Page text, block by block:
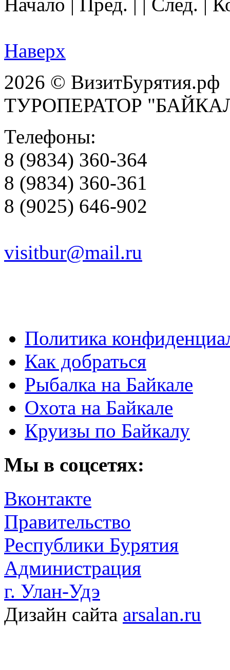
Наверх
2026 © ВизитБурятия.рф
ТУРОПЕРАТОР
Телефоны:
8 (9834) 360-364
8 (9834) 360-361
8 (9025) 646-902
visitbur@mail.ru
Политика
Как добраться
Рыбалка на Байкале
Охота на Байкале
Круизы по Байкалу
Мы в соцсетях:
Вконтакте
Правительство
Республики Бурятия
Администрация
г. Улан-Удэ
Дизайн сайта arsalan.ru